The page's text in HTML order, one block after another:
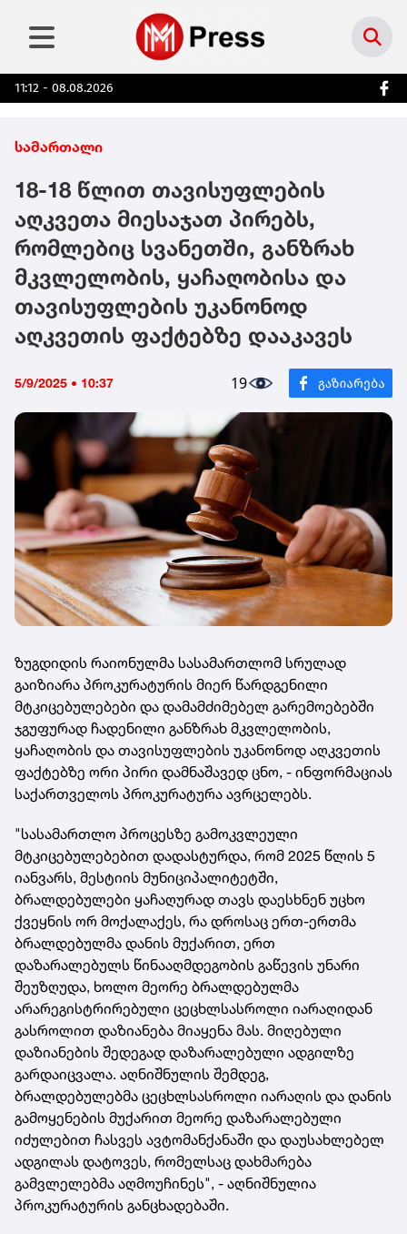
11:12 - 08.08.2026
სამართალი
18-18 წლით თავისუფლების
აღკვეთა მიესაჯათ პირებს,
რომლებიც სვანეთში, განზრახ
მკვლელობის, ყაჩაღობისა და
თავისუფლების უკანონოდ
აღკვეთის ფაქტებზე დააკავეს
5/9/2025 • 10:37 19
ზუგდიდის რაიონულმა სასამართლომ სრულად
გაიზიარა პროკურატურის მიერ წარდგენილი
მტკიცებულებები და დამამძიმებელ გარემოებებში
ჯგუფურად ჩადენილი განზრახ მკვლელობის,
ყაჩაღობის და თავისუფლების უკანონოდ აღკვეთის
ფაქტებზე ორი პირი დამნაშავედ ცნო, - ინფორმაციას
საქართველოს პროკურატურა ავრცელებს.
"სასამართლო პროცესზე გამოკვლეული
მტკიცებულებებით დადასტურდა, რომ 2025 წლის 5
იანვარს, მესტიის მუნიციპალიტეტში,
ბრალდებულები ყაჩაღურად თავს დაესხნენ უცხო
ქვეყნის ორ მოქალაქეს, რა დროსაც ერთ-ერთმა
ბრალდებულმა დანის მუქარით, ერთ
დაზარალებულს წინააღმდეგობის გაწევის უნარი
შეუზღუდა, ხოლო მეორე ბრალდებულმა
არარეგისტრირებული ცეცხლსასროლი იარაღიდან
გასროლით დაზიანება მიაყენა მას. მიღებული
დაზიანების შედეგად დაზარალებული ადგილზე
გარდაიცვალა. აღნიშნულის შემდეგ,
ბრალდებულებმა ცეცხლსასროლი იარაღის და დანის
გამოყენების მუქარით მეორე დაზარალებული
იძულებით ჩასვეს ავტომანქანაში და დაუსახლებელ
ადგილას დატოვეს, რომელსაც დახმარება
გამვლელებმა აღმოუჩინეს", - აღნიშნულია
პროკურატურის განცხადებაში.